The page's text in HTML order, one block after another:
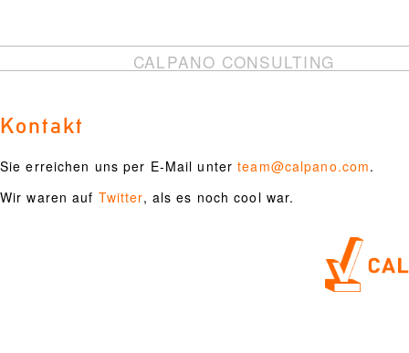
CALPANO CONSULTING
Kontakt
Sie erreichen uns per E-Mail unterteam@calpano.com.
Wir waren auf Twitter, als es noch cool war.